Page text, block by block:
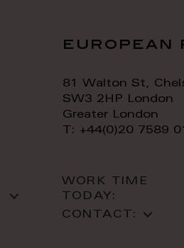
european
81 Walton St,
SW3 2HP London
Greater London
T: +44(0)20 7589
WORK TIME
TODAY:
CONTACT: